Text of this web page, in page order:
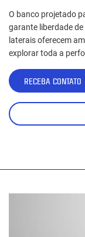
O banco projetado
garante liberdade
laterais oferecem
explorar toda a
RECEBA CONTATO